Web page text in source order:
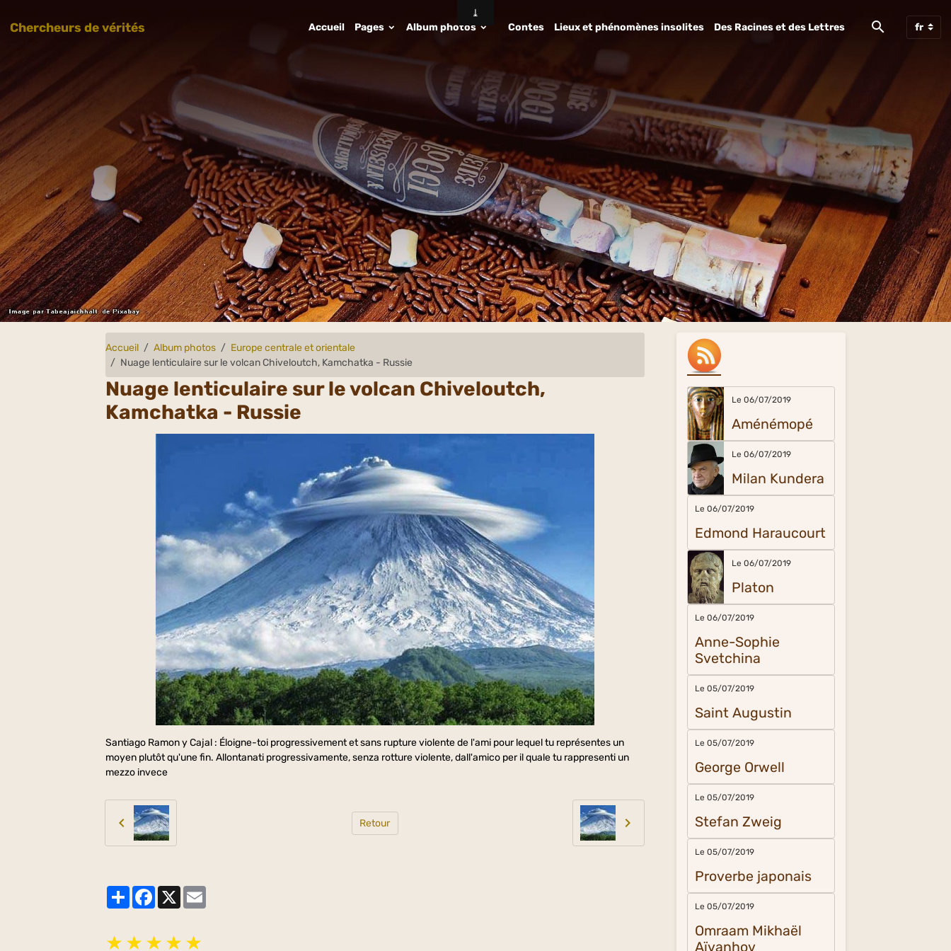
Chercheurs de vérités Accueil Pages Album photos Contes Lieux et phénomènes insolites Des Racines et des Lettres
Accueil Album photos
Europe centrale et orientale
Nuage lenticulaire sur le volcan Chiveloutch, Kamchatka - Russie
Nuage lenticulaire sur le volcan Chiveloutch,
Kamchatka - Russie
Santiago Ramon y Cajal : Éloigne-toi progressivement et sans rupture violente de l'ami pour lequel tu représentes un
moyen plutôt qu'une fin. Allontanati progressivamente, senza rotture violente, dall'amico per il quale tu rappresenti un
mezzo invece
Retour
PartagerFacebook
X
★ ★ ★ ★ ★
Le 06/07/2019
Aménémopé
Le 06/07/2019
Milan Kundera
Le 06/07/2019
Edmond Haraucourt
Le 06/07/2019
Platon
Le 06/07/2019
Anne-Sophie
Svetchina
Le 05/07/2019
Saint Augustin
Le 05/07/2019
George Orwell
Le 05/07/2019
Stefan Zweig
Le 05/07/2019
Proverbe japonais
Le 05/07/2019
Omraam Mikhaël
Aïvanhov